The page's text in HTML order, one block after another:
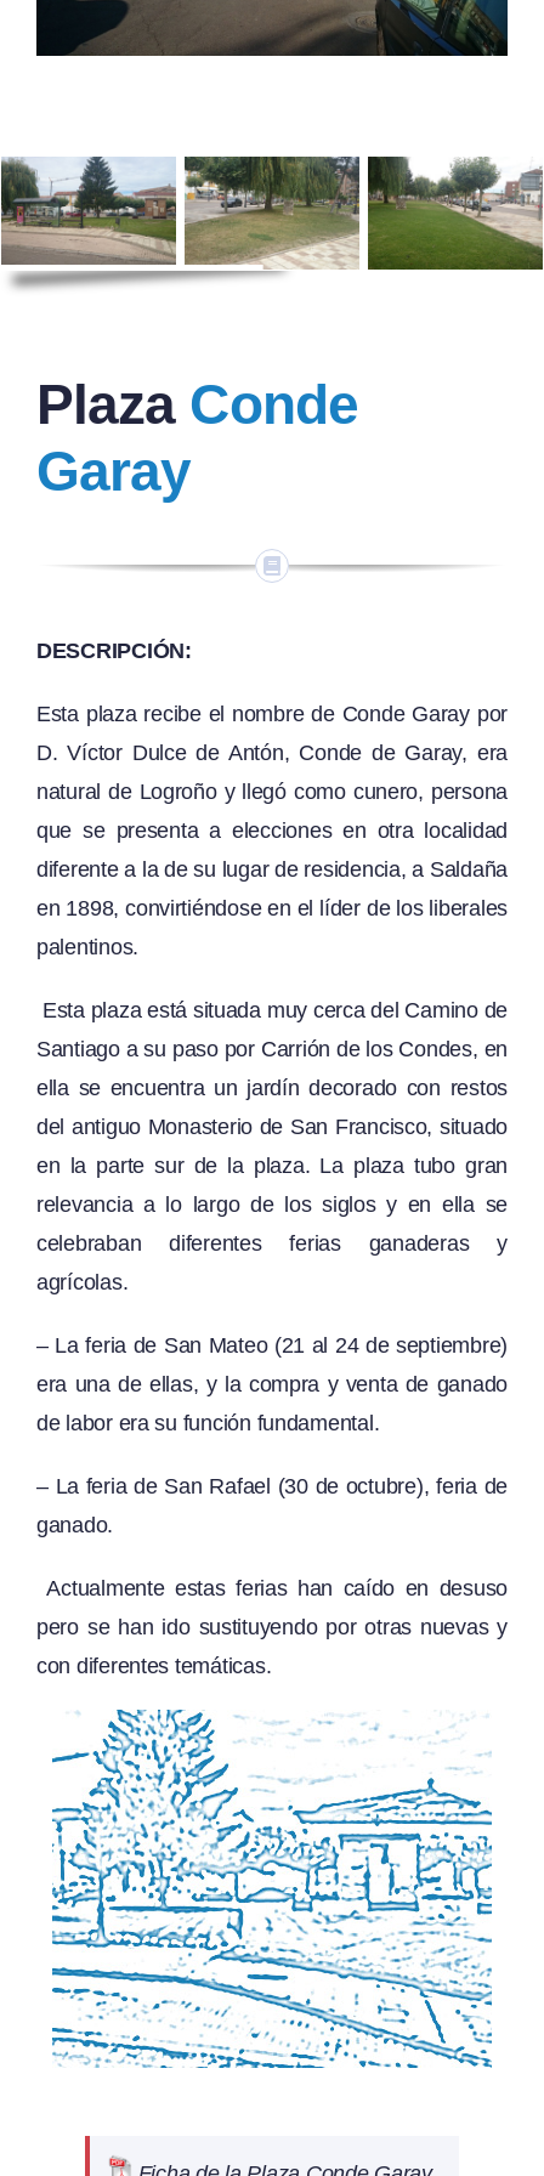
Plaza Conde
Garay
DESCRIPCIÓN:
Esta plaza recibe el nombre de Conde Garay por
D. Víctor Dulce de Antón, Conde de Garay, era
natural de Logroño y llegó como cunero, persona
que se presenta a elecciones en otra localidad
diferente a la de su lugar de residencia, a Saldaña
en 1898, convirtiéndose en el líder de los liberales
palentinos.
Esta plaza está situada muy cerca del Camino de
Santiago a su paso por Carrión de los Condes, en
ella se encuentra un jardín decorado con restos
del antiguo Monasterio de San Francisco, situado
en la parte sur de la plaza. La plaza tubo gran
relevancia a lo largo de los siglos y en ella se
celebraban diferentes ferias ganaderas y
agrícolas.
– La feria de San Mateo (21 al 24 de septiembre)
era una de ellas, y la compra y venta de ganado
de labor era su función fundamental.
– La feria de San Rafael (30 de octubre), feria de
ganado.
Actualmente estas ferias han caído en desuso
pero se han ido sustituyendo por otras nuevas y
con diferentes temáticas.